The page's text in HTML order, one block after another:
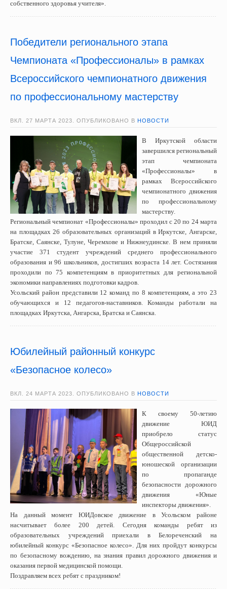
собственного здоровья учителя».
Победители регионального этапа
Чемпионата «Профессионалы» в рамках
Всероссийского чемпионатного движения
по профессиональному мастерству
ВКЛ. 27 МАРТА 2023 . ОПУБЛИКОВАНО В НОВОСТИ
В Иркутской области
завершился региональный
этап чемпионата
«Профессионалы» в
рамках Всероссийского
чемпионатного движения
по профессиональному
мастерству.
Региональный чемпионат «Профессионалы» проходил с 20 по 24 марта
на площадках 26 образовательных организаций в Иркутске, Ангарске,
Братске, Саянске, Тулуне, Черемхове и Нижнеудинске. В нем приняли
участие 371 студент учреждений среднего профессионального
образования и 96 школьников, достигших возраста 14 лет. Состязания
проходили по 75 компетенциям в приоритетных для региональной
экономики направлениях подготовки кадров.
Усольский район представили 12 команд по 8 компетенциям, а это 23
обучающихся и 12 педагогов-наставников. Команды работали на
площадках Иркутска, Ангарска, Братска и Саянска.
Юбилейный районный конкурс
«Безопасное колесо»
ВКЛ. 24 МАРТА 2023 . ОПУБЛИКОВАНО В НОВОСТИ
К своему 50-летию
движение ЮИД
приобрело статус
Общероссийской
общественной детско-
юношеской организации
по пропаганде
безопасности дорожного
движения «Юные
инспекторы движения».
На данный момент ЮИДовское движение в Усольском районе
насчитывает более 200 детей. Сегодня команды ребят из
образовательных учреждений приехали в Белореченский на
юбилейный конкурс «Безопасное колесо». Для них пройдут конкурсы
по безопасному вождению, на знания правил дорожного движения и
оказания первой медицинской помощи.
Поздравляем всех ребят с праздником!